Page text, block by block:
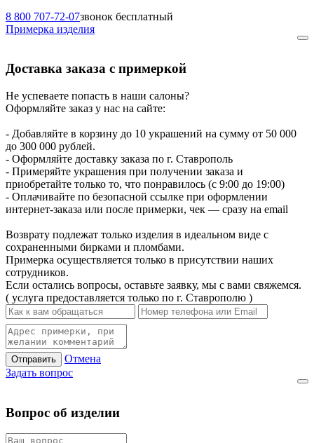
8 800 707-72-07звонок бесплатный
Примерка изделия
Доставка заказа с примеркой
Не успеваете попасть в наши салоны?
Оформляйте заказ у нас на сайте:
- Добавляйте в корзину до 10 украшений на сумму от 50 000
до 300 000 рублей.
- Оформляйте доставку заказа по г. Ставрополь
- Примеряйте украшения при получении заказа и
приобретайте только то, что понравилось (с 9:00 до 19:00)
- Оплачивайте по безопасной ссылке при оформлении
интернет-заказа или после примерки, чек — сразу на email
Возврату подлежат только изделия в идеальном виде с
сохраненными бирками и пломбами.
Примерка осуществляется только в присутствии наших
сотрудников.
Если остались вопросы, оставьте заявку, мы с вами свяжемся.
( услуга предоставляется только по г. Ставрополю )
Отправить
Отмена
Задать вопрос
Вопрос об изделии